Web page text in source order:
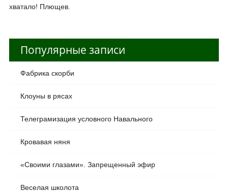
хватало! Плющев.
Популярные записи
Фабрика скорби
Клоуны в рясах
Телеграмизация условного Навального
Кровавая няня
«Своими глазами». Запрещенный эфир
Веселая школота